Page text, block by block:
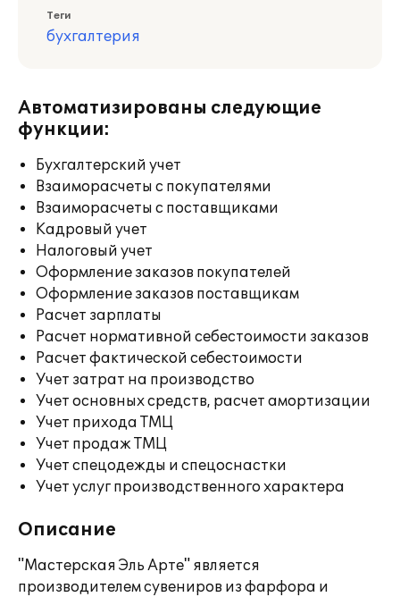
Теги
бухгалтерия
Автоматизированы следующие
функции:
Бухгалтерский учет
Взаиморасчеты с покупателями
Взаиморасчеты с поставщиками
Кадровый учет
Налоговый учет
Оформление заказов покупателей
Оформление заказов поставщикам
Расчет зарплаты
Расчет нормативной себестоимости заказов
Расчет фактической себестоимости
Учет затрат на производство
Учет основных средств, расчет амортизации
Учет прихода ТМЦ
Учет продаж ТМЦ
Учет спецодежды и спецоснастки
Учет услуг производственного характера
Описание
"Мастерская Эль Арте" является
производителем сувениров из фарфора и